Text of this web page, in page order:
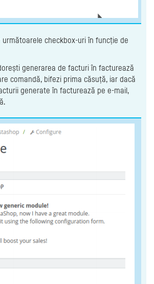
checkbox-uri în funcție de
generarea de facturi în facturează
comandă, bifezi prima căsuță, iar dacă
generate în facturează pe e-mail,